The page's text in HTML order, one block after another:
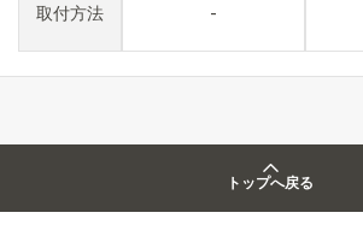
取付方法 -
トップへ戻る